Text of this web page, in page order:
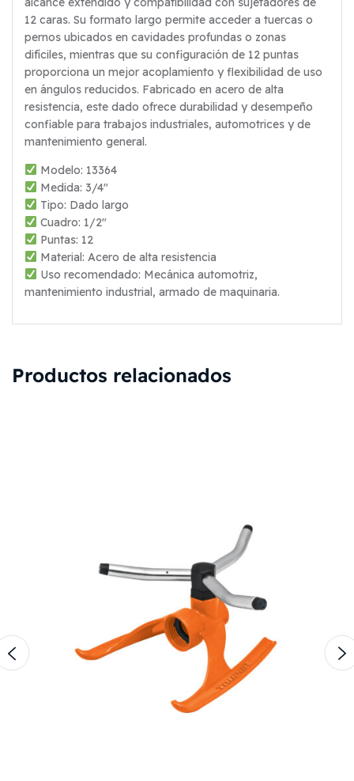
12 caras. Su formato largo permite acceder a tuercas o
pernos ubicados en cavidades profundas o zonas
difíciles, mientras que su configuración de 12 puntas
proporciona un mejor acoplamiento y flexibilidad de uso
en ángulos reducidos. Fabricado en acero de alta
resistencia, este dado ofrece durabilidad y desempeño
confiable para trabajos industriales, automotrices y de
mantenimiento general.
Modelo: 13364
Medida: 3/4″
Tipo: Dado largo
Cuadro: 1/2″
Puntas: 12
Material: Acero de alta resistencia
Uso recomendado: Mecánica automotriz,
mantenimiento industrial, armado de maquinaria.
Productos relacionados